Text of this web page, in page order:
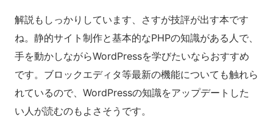
解説もしっかりしています、さすが技評が出す本です
ね。静的サイト制作と基本的なPHPの知識がある人で、
手を動かしながらWordPressを学びたいならおすすめ
です。ブロックエディタ等最新の機能についても触れら
れているので、WordPressの知識をアップデートした
い人が読むのもよさそうです。